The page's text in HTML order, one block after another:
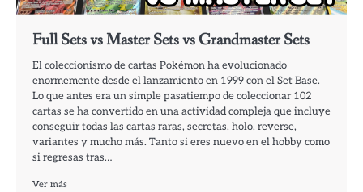
Full Sets vs Master Sets vs Grandmaster Sets
El coleccionismo de cartas Pokémon ha evolucionado
enormemente desde el lanzamiento en 1999 con el Set Base.
Lo que antes era un simple pasatiempo de coleccionar 102
cartas se ha convertido en una actividad compleja que incluye
conseguir todas las cartas raras, secretas, holo, reverse,
variantes y mucho más. Tanto si eres nuevo en el hobby como
si regresas tras…
Ver más